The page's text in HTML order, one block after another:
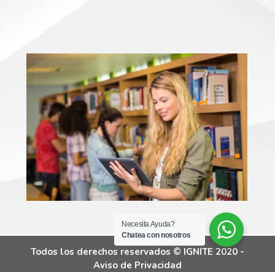
Todos los derechos reservados © IGNITE 2020 -
Aviso de Privacidad
Necesita Ayuda?
Chatea con nosotros